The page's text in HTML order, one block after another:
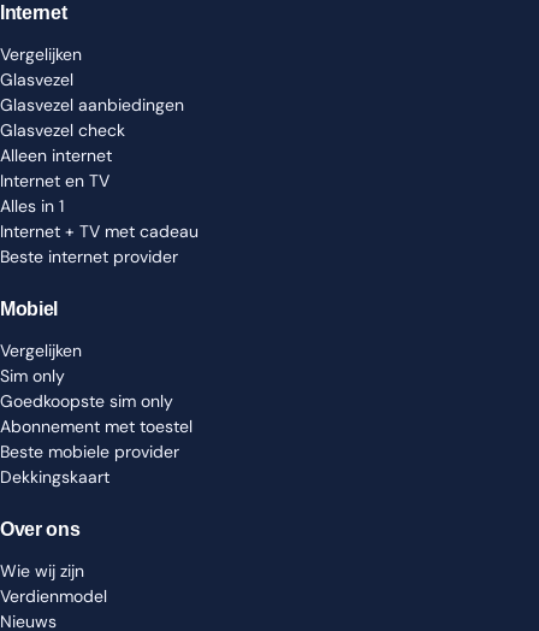
Internet
Vergelijken
Glasvezel
Glasvezel aanbiedingen
Glasvezel check
Alleen internet
Internet en TV
Alles in 1
Internet + TV met cadeau
Beste internet provider
Mobiel
Vergelijken
Sim only
Goedkoopste sim only
Abonnement met toestel
Beste mobiele provider
Dekkingskaart
Over ons
Wie wij zijn
Verdienmodel
Nieuws